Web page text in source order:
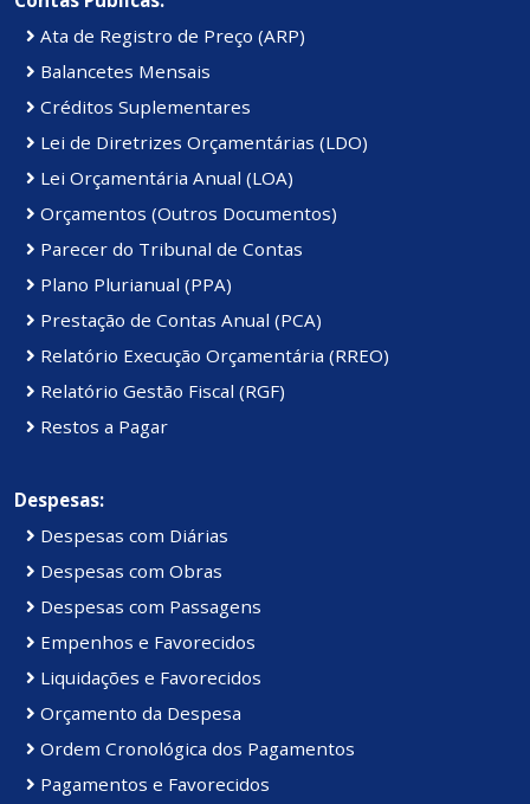
Ata de Registro de Preço (ARP)
Balancetes Mensais
Créditos Suplementares
Lei de Diretrizes Orçamentárias (LDO)
Lei Orçamentária Anual (LOA)
Orçamentos (Outros Documentos)
Parecer do Tribunal de Contas
Plano Plurianual (PPA)
Prestação de Contas Anual (PCA)
Relatório Execução Orçamentária (RREO)
Relatório Gestão Fiscal (RGF)
Restos a Pagar
Despesas:
Despesas com Diárias
Despesas com Obras
Despesas com Passagens
Empenhos e Favorecidos
Liquidações e Favorecidos
Orçamento da Despesa
Ordem Cronológica dos Pagamentos
Pagamentos e Favorecidos